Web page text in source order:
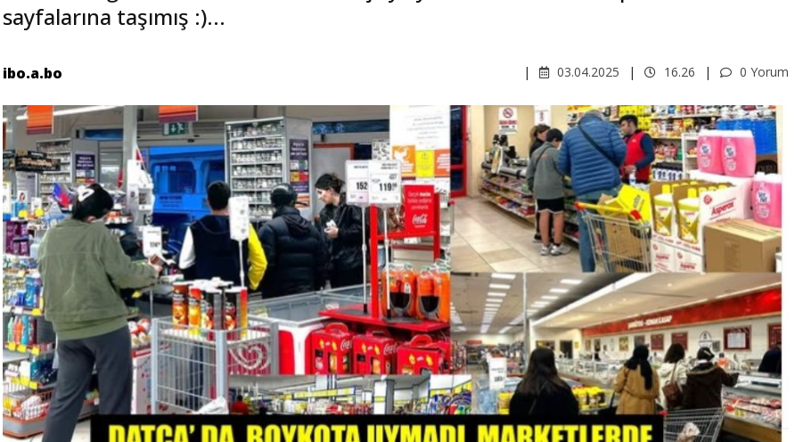
sayfalarına taşımış :)...
ibo.a.bo 0 Yorum
16.26
03.04.2025